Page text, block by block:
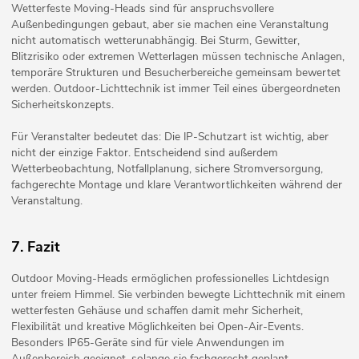
Wetterfeste Moving-Heads sind für anspruchsvollere
Außenbedingungen gebaut, aber sie machen eine Veranstaltung
nicht automatisch wetterunabhängig. Bei Sturm, Gewitter,
Blitzrisiko oder extremen Wetterlagen müssen technische Anlagen,
temporäre Strukturen und Besucherbereiche gemeinsam bewertet
werden. Outdoor-Lichttechnik ist immer Teil eines übergeordneten
Sicherheitskonzepts.
Für Veranstalter bedeutet das: Die IP-Schutzart ist wichtig, aber
nicht der einzige Faktor. Entscheidend sind außerdem
Wetterbeobachtung, Notfallplanung, sichere Stromversorgung,
fachgerechte Montage und klare Verantwortlichkeiten während der
Veranstaltung.
7. Fazit
Outdoor Moving-Heads ermöglichen professionelles Lichtdesign
unter freiem Himmel. Sie verbinden bewegte Lichttechnik mit einem
wetterfesten Gehäuse und schaffen damit mehr Sicherheit,
Flexibilität und kreative Möglichkeiten bei Open-Air-Events.
Besonders IP65-Geräte sind für viele Anwendungen im